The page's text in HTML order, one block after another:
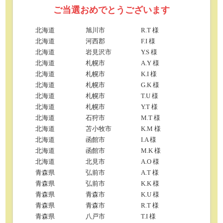
ご当選おめでとうございます
北海道 旭川市
R.T 様
北海道
河西郡
F.I 様
北海道
岩見沢市
Y.S 様
北海道
札幌市
A.Y 様
北海道
札幌市
K.I 様
北海道
札幌市
G.K 様
北海道
札幌市
T.U 様
北海道
札幌市
Y.T 様
北海道
石狩市
M.T 様
北海道
苫小牧市
K.M 様
北海道
函館市
I.A 様
北海道
函館市
M.K 様
北海道
北見市
A.O 様
青森県
弘前市
A.T 様
青森県
弘前市
K.K 様
青森県
青森市
K.U 様
青森県
青森市
R.T 様
青森県
八戸市
T.I 様